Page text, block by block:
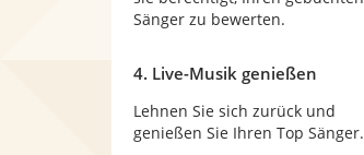
Sänger zu bewerten.
4. Live-Musik genießen
Lehnen Sie sich zurück und
genießen Sie Ihren Top Sänger.